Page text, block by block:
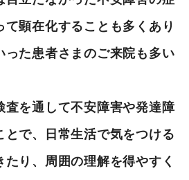
て顕在化することも多くあり
った患者さまのご来院も多い
査を通して不安障害や発達障
とで、日常生活で気をつける
り、周囲の理解を得やすく